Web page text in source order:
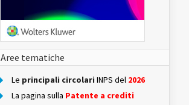
Aree tematiche
Le principali circolari INPS del 2026
La pagina sulla Patente a crediti